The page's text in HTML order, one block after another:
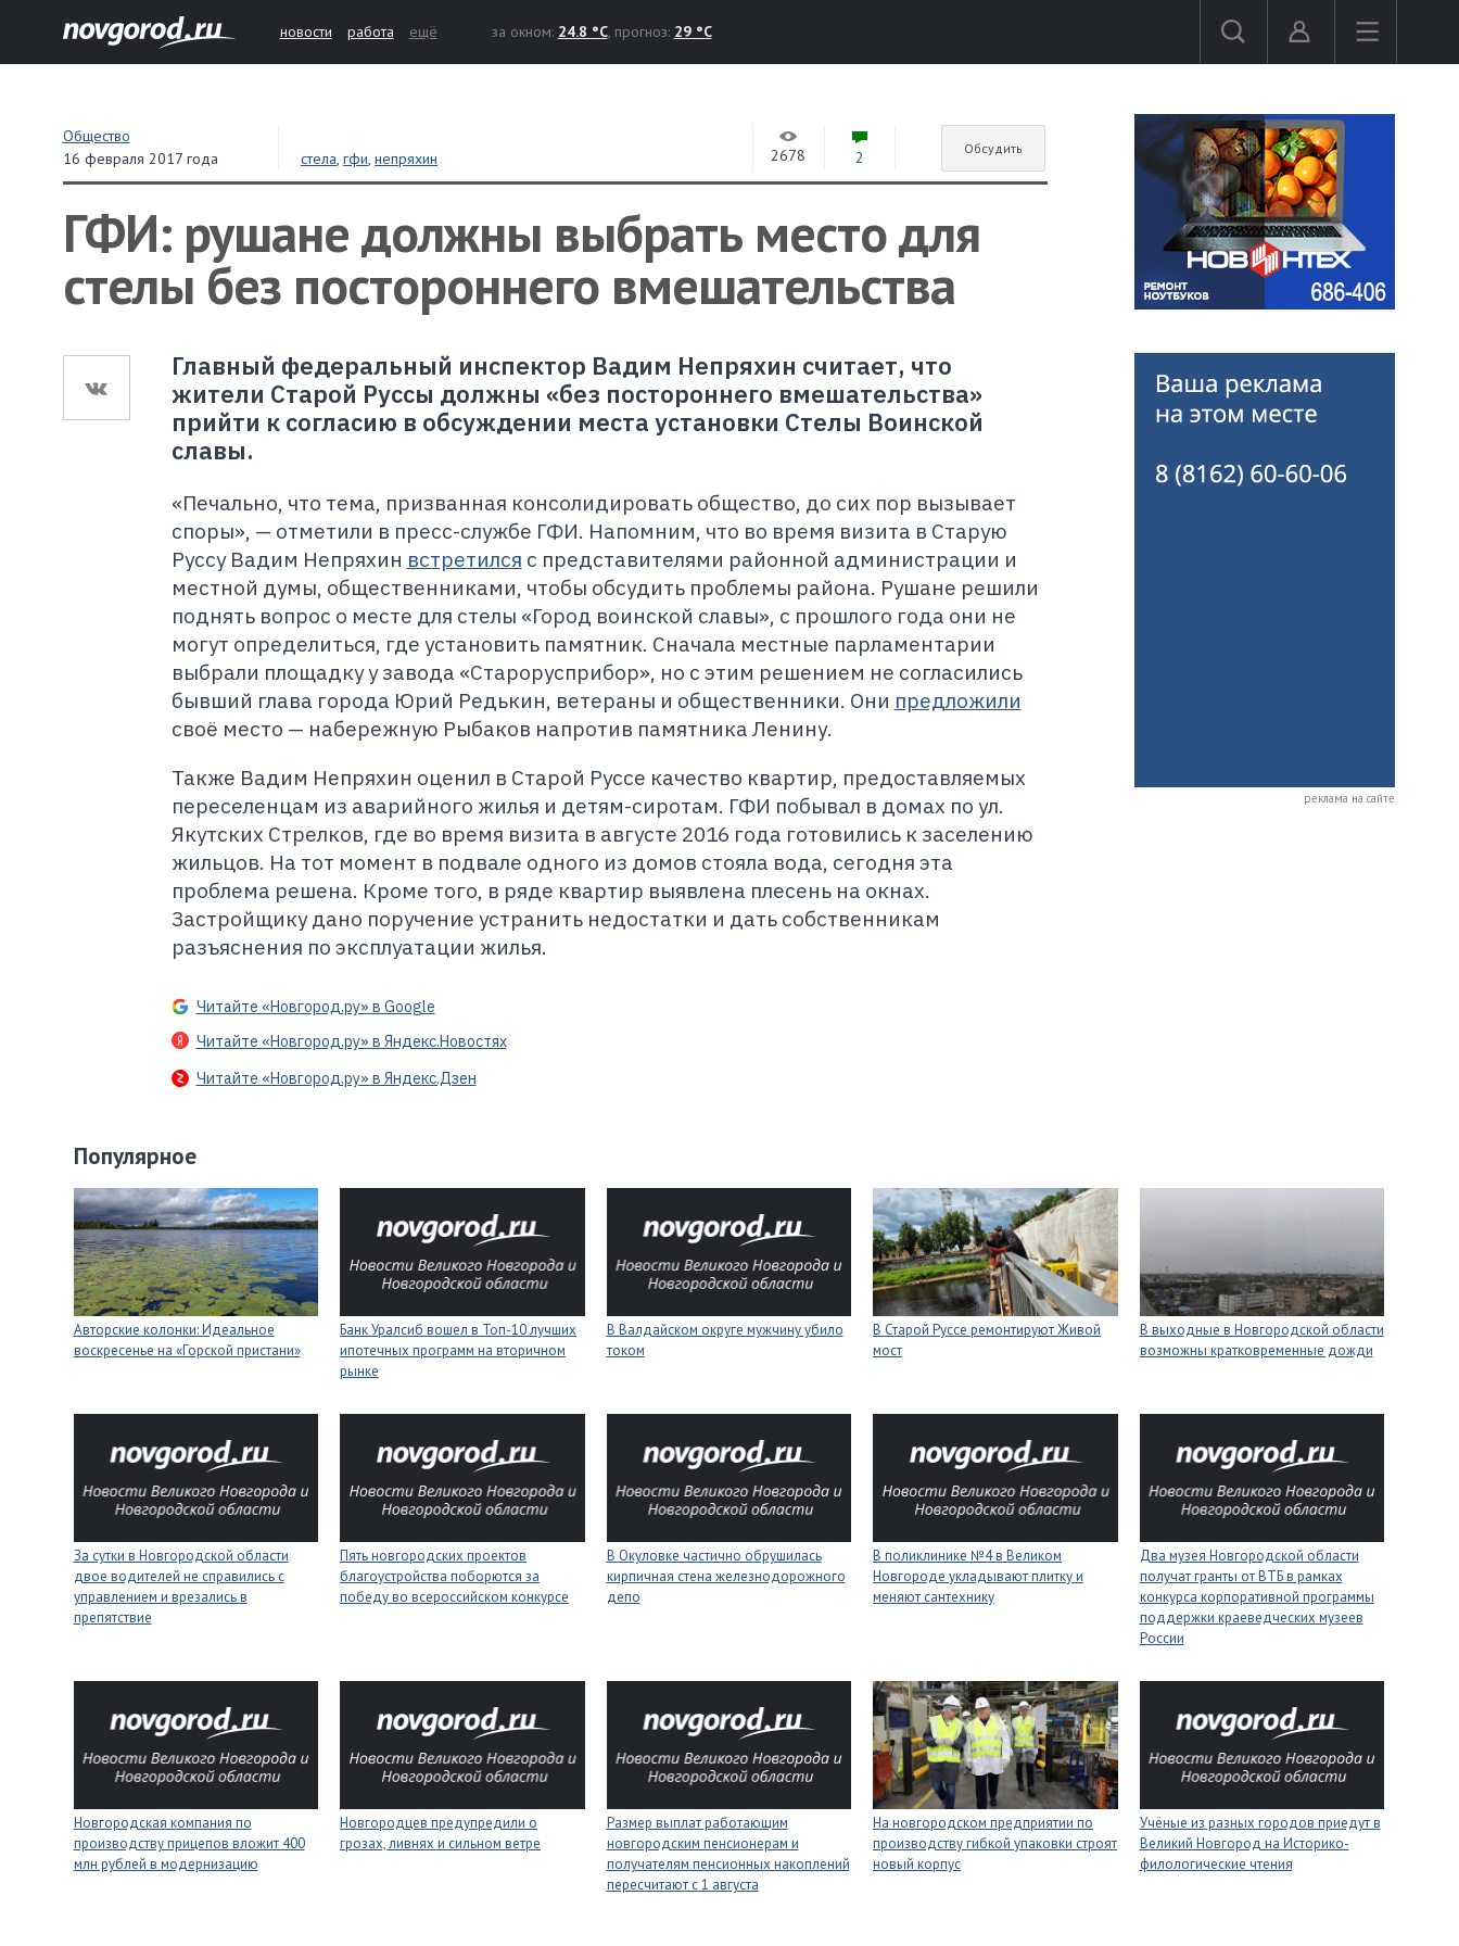
новости работа ещё за окном: 24.8 °C, прогноз: 29 °C
Общество
16 февраля 2017 года
стела,гфи,непряхин 2678 2 Обсудить
ГФИ: рушане должны выбрать место для
стелы без постороннего вмешательства
Главный федеральный инспектор Вадим Непряхин считает, что
жители Старой Руссы должны «без постороннего вмешательства»
прийти к согласию в обсуждении места установки Стелы Воинской
славы.
«Печально, что тема, призванная консолидировать общество, до сих пор вызывает
споры», — отметили в пресс-службе ГФИ. Напомним, что во время визита в Старую
Руссу Вадим Непряхин встретился с представителями районной администрации и
местной думы, общественниками, чтобы обсудить проблемы района. Рушане решили
поднять вопрос о месте для стелы «Город воинской славы», с прошлого года они не
могут определиться, где установить памятник. Сначала местные парламентарии
выбрали площадку у завода «Старорусприбор», но с этим решением не согласились
бывший глава города Юрий Редькин, ветераны и общественники. Они предложили
своё место — набережную Рыбаков напротив памятника Ленину.
Также Вадим Непряхин оценил в Старой Руссе качество квартир, предоставляемых
переселенцам из аварийного жилья и детям-сиротам. ГФИ побывал в домах по ул.
Якутских Стрелков, где во время визита в августе 2016 года готовились к заселению
жильцов. На тот момент в подвале одного из домов стояла вода, сегодня эта
проблема решена. Кроме того, в ряде квартир выявлена плесень на окнах.
Застройщику дано поручение устранить недостатки и дать собственникам
разъяснения по эксплуатации жилья.
Читайте «Новгород.ру» в Google
Читайте «Новгород.ру» в Яндекс.Новостях
Читайте «Новгород.ру» в Яндекс.Дзен
реклама на сайте
Популярное
Авторские колонки: Идеальное
воскресенье на «Горской пристани»
Банк Уралсиб вошел в Топ-10 лучших
ипотечных программ на вторичном
рынке
В Валдайском округе мужчину убило
током
В Старой Руссе ремонтируют Живой
мост
В выходные в Новгородской области
возможны кратковременные дожди
За сутки в Новгородской области
двое водителей не справились с
управлением и врезались в
препятствие
Пять новгородских проектов
благоустройства поборются за
победу во всероссийском конкурсе
В Окуловке частично обрушилась
кирпичная стена железнодорожного
депо
В поликлинике №4 в Великом
Новгороде укладывают плитку и
меняют сантехнику
Два музея Новгородской области
получат гранты от ВТБ в рамках
конкурса корпоративной программы
поддержки краеведческих музеев
России
Новгородская компания по
производству прицепов вложит 400
млн рублей в модернизацию
Новгородцев предупредили о
грозах, ливнях и сильном ветре
Размер выплат работающим
новгородским пенсионерам и
получателям пенсионных накоплений
пересчитают с 1 августа
На новгородском предприятии по
производству гибкой упаковки строят
новый корпус
Учёные из разных городов приедут в
Великий Новгород на Историко-
филологические чтения